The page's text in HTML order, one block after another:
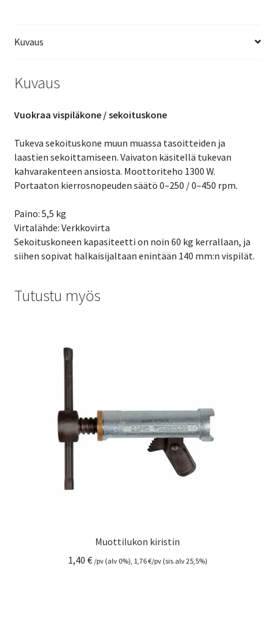
Kuvaus
Kuvaus
Vuokraa vispiläkone / sekoituskone
Tukeva sekoituskone muun muassa tasoitteiden ja
laastien sekoittamiseen. Vaivaton käsitellä tukevan
kahvarakenteen ansiosta. Moottoriteho 1300 W.
Portaaton kierrosnopeuden säätö 0–250 / 0–450 rpm.
Paino: 5,5 kg
Virtalähde: Verkkovirta
Sekoituskoneen kapasiteetti on noin 60 kg kerrallaan, ja
siihen sopivat halkaisijaltaan enintään 140 mm:n vispilät.
Tutustu myös
Muottilukon kiristin
1,40 € /pv (alv 0%), 1,76€/pv (sis.alv 25,5%)